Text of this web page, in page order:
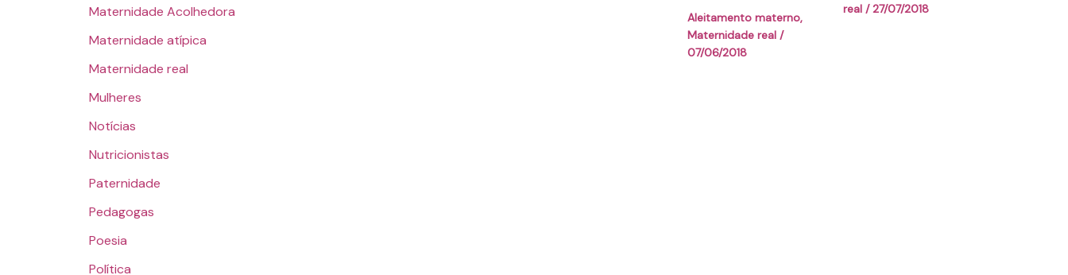
Maternidade Acolhedora
Maternidade atípica
Maternidade real
Mulheres
Notícias
Nutricionistas
Paternidade
Pedagogas
Poesia
Política
Aleitamento materno,
Maternidade real/
07/06/2018
real/27/07/2018